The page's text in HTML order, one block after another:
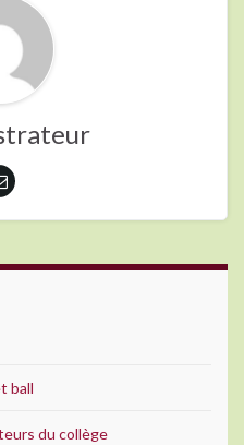
ball
du collège